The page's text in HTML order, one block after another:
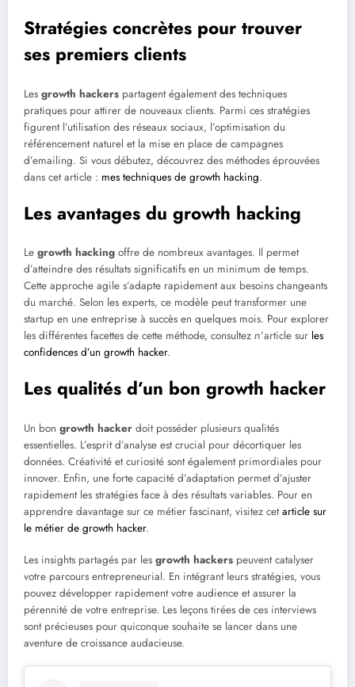
Stratégies concrètes pour trouver
ses premiers clients
Les growth hackers partagent également des techniques
pratiques pour attirer de nouveaux clients. Parmi ces stratégies
figurent l’utilisation des réseaux sociaux, l’optimisation du
référencement naturel et la mise en place de campagnes
d’emailing. Si vous débutez, découvrez des méthodes éprouvées
dans cet article : mes techniques de growth hacking.
Les avantages du growth hacking
Le growth hacking offre de nombreux avantages. Il permet
d’atteindre des résultats significatifs en un minimum de temps.
Cette approche agile s’adapte rapidement aux besoins changeants
du marché. Selon les experts, ce modèle peut transformer une
startup en une entreprise à succès en quelques mois. Pour explorer
les différentes facettes de cette méthode, consultez л’article sur les
confidences d’un growth hacker.
Les qualités d’un bon growth hacker
Un bon growth hacker doit posséder plusieurs qualités
essentielles. L’esprit d’analyse est crucial pour décortiquer les
données. Créativité et curiosité sont également primordiales pour
innover. Enfin, une forte capacité d’adaptation permet d’ajuster
rapidement les stratégies face à des résultats variables. Pour en
apprendre davantage sur ce métier fascinant, visitez cetarticle sur
le métier de growth hacker.
Les insights partagés par les growth hackers peuvent catalyser
votre parcours entrepreneurial. En intégrant leurs stratégies, vous
pouvez développer rapidement votre audience et assurer la
pérennité de votre entreprise. Les leçons tirées de ces interviews
sont précieuses pour quiconque souhaite se lancer dans une
aventure de croissance audacieuse.